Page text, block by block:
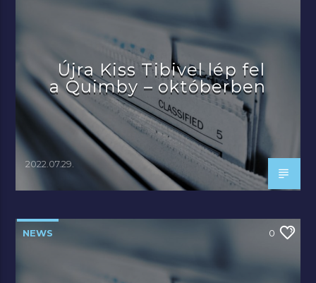
Újra Kiss Tibivel lép fel
a Quimby – októberben
2022.07.29.
NEWS 0